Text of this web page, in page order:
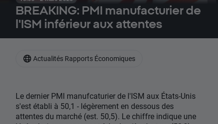
BREAKING: PMI manufacturier de
l'ISM inférieur aux attentes
Le dernier PMI manufcaturier de l'ISM aux États-Unis
s'est établi à 50,1 - légèrement en dessous des
attentes du marché (est. 50,5). Le chiffre indique une
Actualités Rapports Économiques